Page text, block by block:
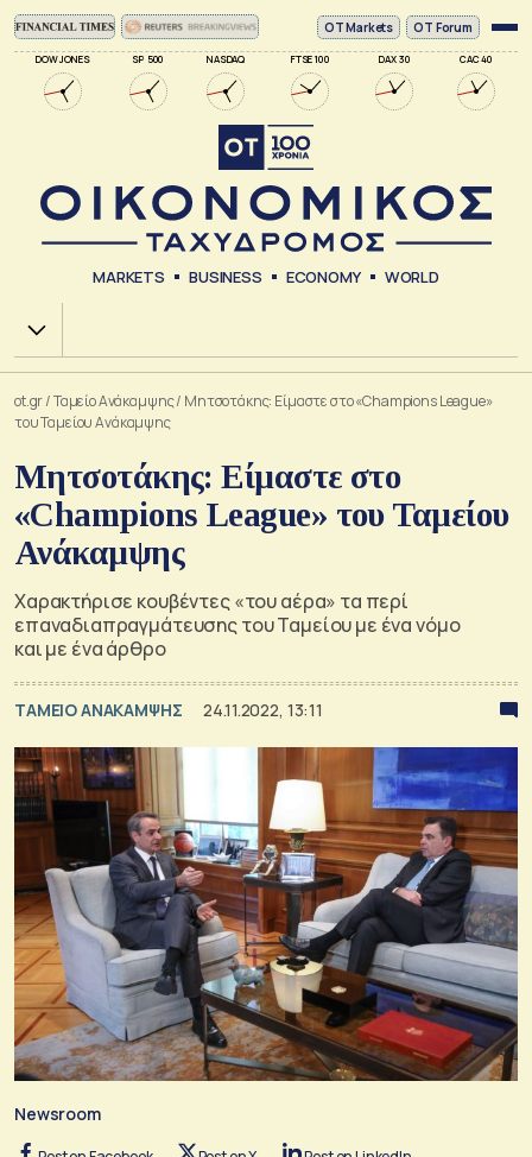
DOW JONES SP 500 NASDAQ FTSE 100 DAX 30 CAC 40
ΟΤ Markets OT Forum
MARKETS BUSINESS ECONOMY WORLD
Χ.Α.
ot.gr/Ταμείο Ανάκαμψης/ Μητσοτάκης: Είμαστε στο «Champions League»
του Ταμείου Ανάκαμψης
Μητσοτάκης: Είμαστε στο
«Champions League» του Ταμείου
Ανάκαμψης
Χαρακτήρισε κουβέντες «του αέρα» τα περί
επαναδιαπραγμάτευσης του Ταμείου με ένα νόμο
και με ένα άρθρο
ΤΑΜΕΙΟ ΑΝΑΚΑΜΨΗΣ 24.11.2022, 13:11
Newsroom